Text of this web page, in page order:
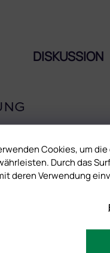
Cookies, um
Durch das
deren Verwendung
DISKUSSION
dünnen Schicht auf,
erreichen,
im Zentralportal der
Stoffen sind.
allergischen Reaktion